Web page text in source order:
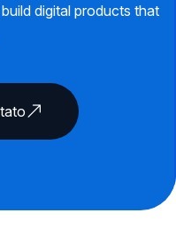
digital products that